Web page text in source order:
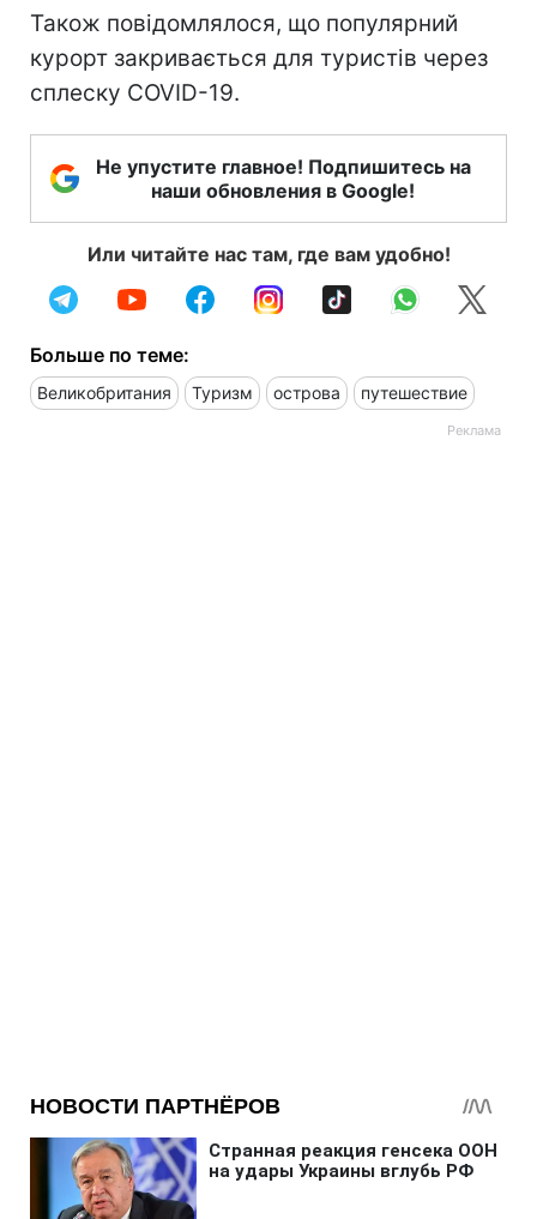
Також повідомлялося, що популярний
курорт закривається для туристів через
сплеску COVID-19.
Не упустите главное! Подпишитесь на
наши обновления в Google!
Или читайте нас там, где вам удобно!
Больше по теме:
Великобритания Туризм острова путешествие